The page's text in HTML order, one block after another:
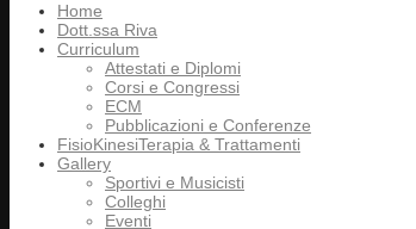
Home
Dott.ssa Riva
Curriculum
Attestati e Diplomi
Corsi e Congressi
ECM
Pubblicazioni e Conferenze
FisioKinesiTerapia & Trattamenti
Gallery
Sportivi e Musicisti
Colleghi
Eventi